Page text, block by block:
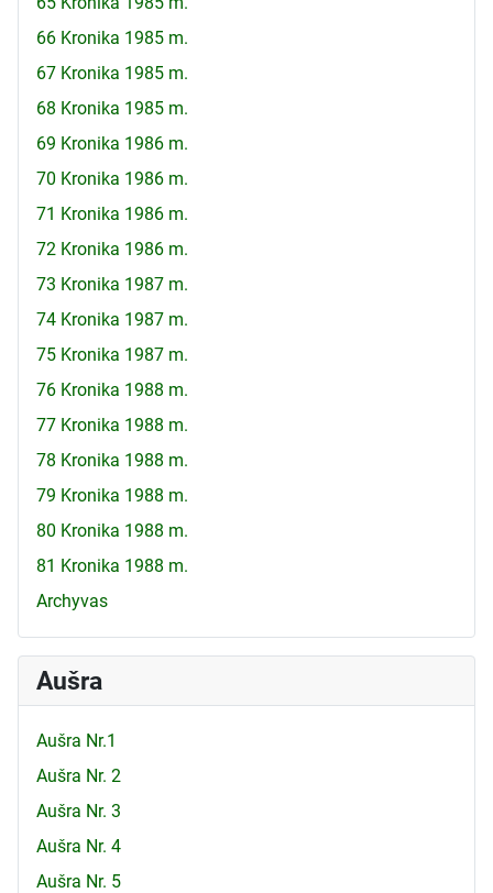
66 Kronika 1985 m.
67 Kronika 1985 m.
68 Kronika 1985 m.
69 Kronika 1986 m.
70 Kronika 1986 m.
71 Kronika 1986 m.
72 Kronika 1986 m.
73 Kronika 1987 m.
74 Kronika 1987 m.
75 Kronika 1987 m.
76 Kronika 1988 m.
77 Kronika 1988 m.
78 Kronika 1988 m.
79 Kronika 1988 m.
80 Kronika 1988 m.
81 Kronika 1988 m.
Archyvas
Aušra
Aušra Nr.1
Aušra Nr. 2
Aušra Nr. 3
Aušra Nr. 4
Aušra Nr. 5